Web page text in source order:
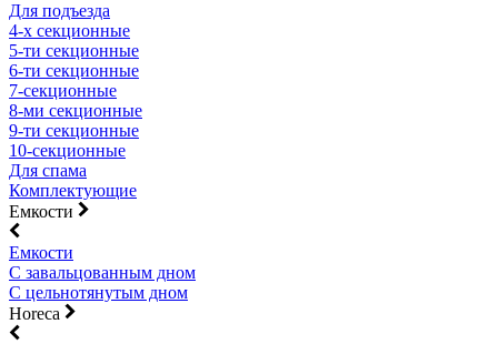
Для подъезда
4-х секционные
5-ти секционные
6-ти секционные
7-секционные
8-ми секционные
9-ти секционные
10-секционные
Для спама
Комплектующие
Емкости
Емкости
С завальцованным дном
С цельнотянутым дном
Horeca